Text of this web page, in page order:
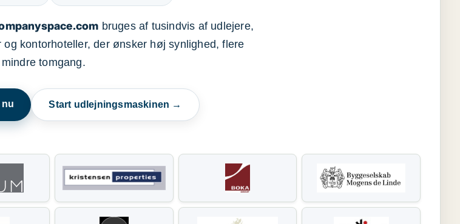
bruges af tusindvis af udlejere,
kontorhoteller, der ønsker høj synlighed, flere
tomgang.
nu Start udlejningsmaskinen →